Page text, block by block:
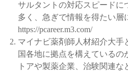
サルタントの対応スピードに
多く、急ぎで情報を得たい層
https://pcareer.m3.com/
マイナビ薬剤師人材紹介大手
国各地に拠点を構えているの
トアや製薬企業、治験関連